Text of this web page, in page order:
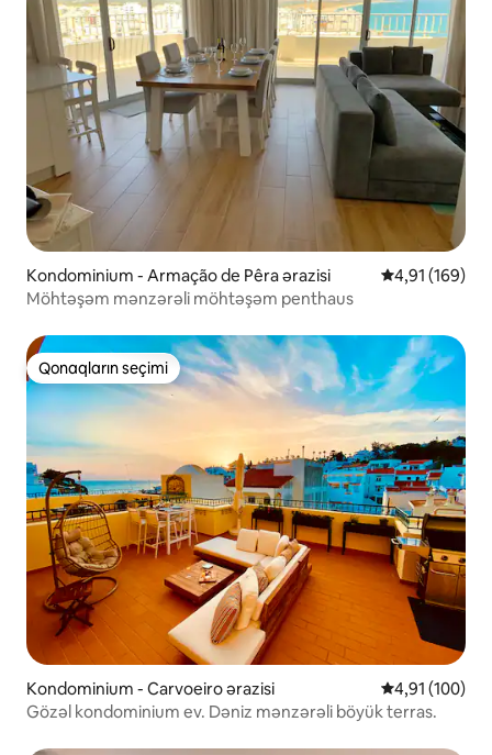
Kondominium - Armação de Pêra ərazisi Ortalama
4,91 (169)
Möhtəşəm mənzərəli möhtəşəm penthaus
Qonaqların seçimi
Qonaqların seçimi
Kondominium - Carvoeiro ərazisi Ortalama
4,91 (100)
Gözəl kondominium ev. Dəniz mənzərəli böyük terras.